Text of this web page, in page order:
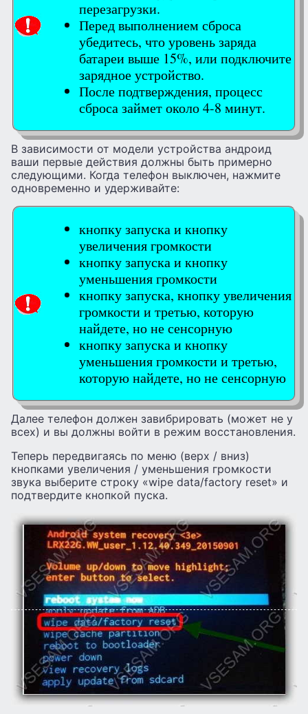
перезагрузки.
Перед выполнением сброса
убедитесь, что уровень заряда
батареи выше 15%, или подключите
зарядное устройство.
После подтверждения, процесс
сброса займет около 4-8 минут.
В зависимости от модели устройства андроид
ваши первые действия должны быть примерно
следующими. Когда телефон выключен, нажмите
одновременно и удерживайте:
кнопку запуска и кнопку
увеличения громкости
кнопку запуска и кнопку
уменьшения громкости
кнопку запуска, кнопку увеличения
громкости и третью, которую
найдете, но не сенсорную
кнопку запуска и кнопку
уменьшения громкости и третью,
которую найдете, но не сенсорную
Далее телефон должен завибрировать (может не у
всех) и вы должны войти в режим восстановления.
Теперь передвигаясь по меню (верх / вниз)
кнопками увеличения / уменьшения громкости
звука выберите строку «wipe data/factory reset» и
подтвердите кнопкой пуска.